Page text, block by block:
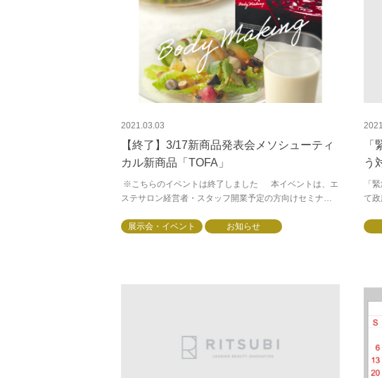
2021.03.03
【終了】3/17新商品発表会メソシューティ
カル新商品「TOFA」
※こちらのイベントは終了しました 本イベントは、エ
ステサロン経営者・スタッフ開業予定の方向けセミナー
止画）、録音は、禁止させてい...
展示会・イベント お知らせ
う
「
て
緊急